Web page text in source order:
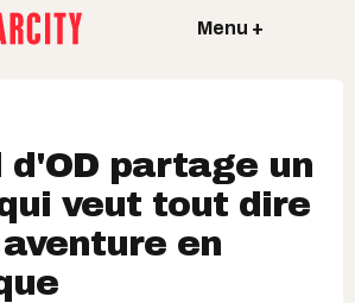
Menu +
d'OD partage un
veut tout dire
en